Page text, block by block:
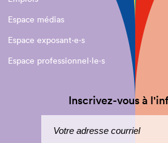
Espace médias
Espace exposant·e⋅s
Espace professionnel·le⋅s
Inscrivez-vous à